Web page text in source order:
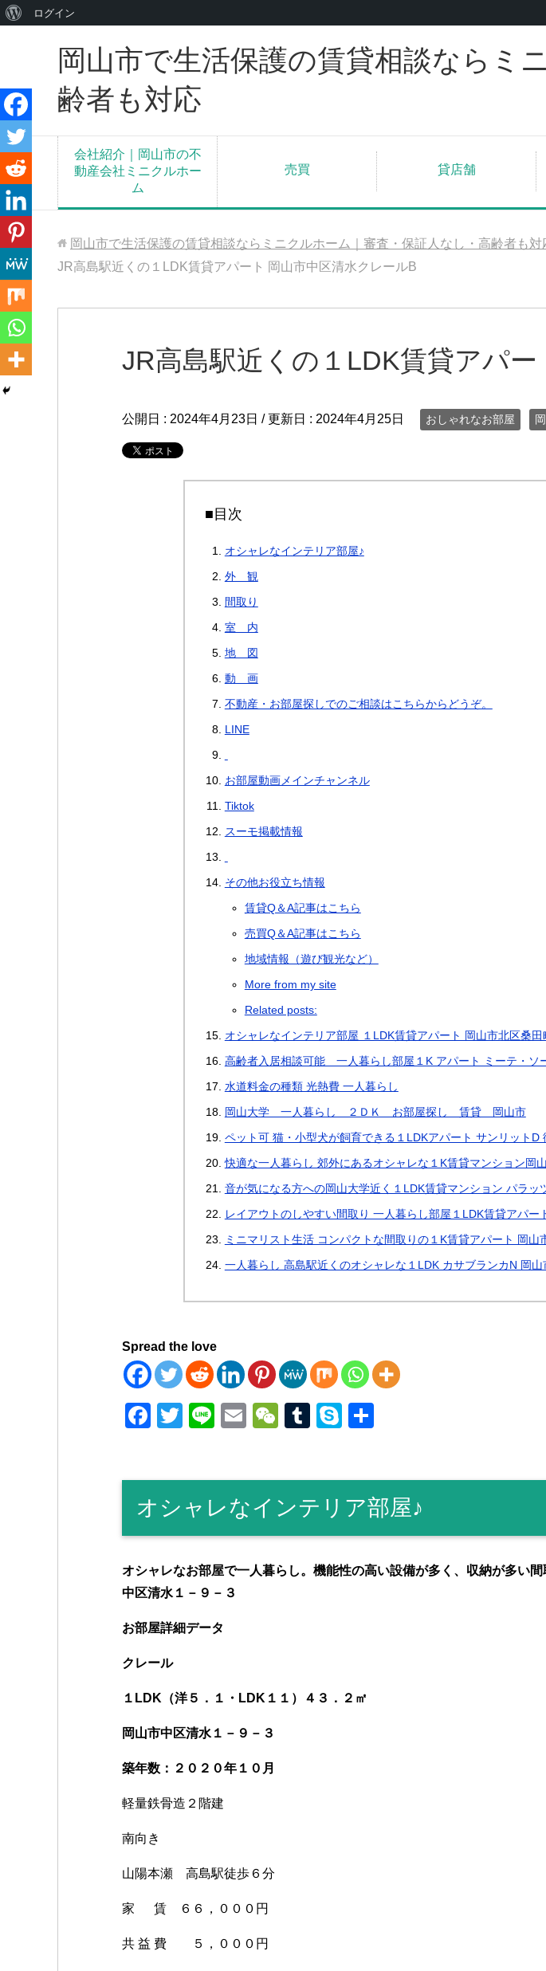
岡山市で生活保護の賃貸相談ならミ
齢者も対応
会社紹介｜岡山市の不
動産会社ミニクルホー
ム
売買 貸店舗
岡山市で生活保護の賃貸相談ならミニクルホーム｜審査・保証人なし・高齢者も対
JR高島駅近くの１LDK賃貸アパート 岡山市中区清水クレールB
JR高島駅近くの１LDK賃貸アパ
公開日 : 2024年4月23日 / 更新日 : 2024年4月25日 おしゃれなお部屋
■目次
オシャレなインテリア部屋♪
外 観
間取り
室 内
地 図
動 画
不動産・お部屋探しでのご相談はこちらからどうぞ。
LINE
お部屋動画メインチャンネル
Tiktok
スーモ掲載情報
その他お役立ち情報
賃貸Q＆A記事はこちら
売買Q＆A記事はこちら
地域情報（遊び観光など）
More from my site
Related posts:
オシャレなインテリア部屋 １LDK賃貸アパート 岡山市北区桑
高齢者入居相談可能 一人暮らし部屋１K アパート ミーテ・ソ
水道料金の種類 光熱費 一人暮らし
岡山大学 一人暮らし ２ＤＫ お部屋探し 賃貸 岡山市
ペット可 猫・小型犬が飼育できる１LDKアパート サンリットD
快適な一人暮らし 郊外にあるオシャレな１K賃貸マンション岡
音が気になる方への岡山大学近く１LDK賃貸マンション パラッ
レイアウトのしやすい間取り 一人暮らし部屋１LDK賃貸アパー
ミニマリスト生活 コンパクトな間取りの１K賃貸アパート 岡山
一人暮らし 高島駅近くのオシャレな１LDK カサブランカN 岡山
Spread the love
F
b
o
o
k
T
Li
E
W
h
at
T
bl
r
S
e
オシャレなインテリア部屋♪
オシャレなお部屋で一人暮らし。機能性の高い設備が多く、収納が多い
中区清水１－９－３
お部屋詳細データ
クレール
１LDK（洋５．１・LDK１１）４３．２㎡
岡山市中区清水１－９－３
築年数：２０ ２０年 １０ 月
軽量鉄骨造２階建
南向き
山陽本瀬 高島駅徒歩６分
家 賃 ６６，０００円
共 益 費 ５，０００円
WordPress
い
て
ログイン